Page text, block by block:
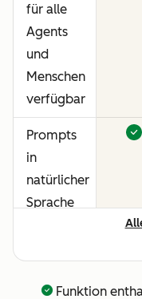
für alle
Agents
und
Menschen
verfügbar
Prompts
in
natürlicher
Sprache
Funktion